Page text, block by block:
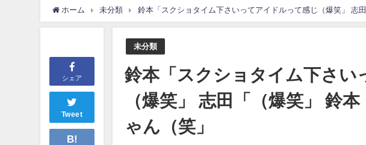
日向坂46まとめのまとめ / 【日向坂46】五期生着ぐるみ生写真も！ 富田鈴花考案グッズ＆生写真5種が公
アイドル – ぷぅアンテナ / 「乃木坂46ののぎおび⊿」北野日奈子が生配信！【2022.3.22 17:15〜
アイドル – ぷぅアンテナ / 2022年3月22日（火）のメディア情報
アイドル – ぷぅアンテナ / 【乃木坂46】井上和の『なぎおはぎ』って こんぺいとう×いちごみるく×マヨラ
アイドル – ぷぅアンテナ / 【乃木坂46】日村勇紀 gif職人が切り抜いた名シーン.gif
ふぇどみ！ / 【悲報】呪術廻戦、視聴率5.1%
ふぇどみ！ / 【画像】スポ－ツキャスターお姉さん・ハメまくりだったｗｗｗｗｗｗｗｗｗｗｗｗ
ふぇどみ！ / 【悲報】母「裕福な過程が高学歴になるとか大嘘。教育に金をかけまくったうちの息子が団
Powered by livedoor 相互RSS
ホーム 未分類 鈴本「スクショタイム下さいってアイドルって感じ（爆笑」 志
シェア
Tweet
B!
未分類
鈴本「スクショタイム下さい
（爆笑」 志田「（爆笑」 鈴
ゃん（笑」